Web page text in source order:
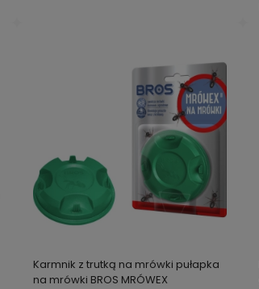
Karmnik z trutką na mrówki pułapka
na mrówki BROS MRÓWEX